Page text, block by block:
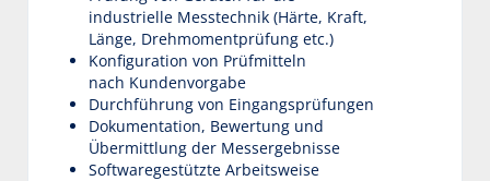
industrielle Messtechnik (Härte, Kraft,
Länge, Drehmomentprüfung etc.)
Konfiguration von Prüfmitteln
nach Kundenvorgabe
Durchführung von Eingangsprüfungen
Dokumentation, Bewertung und
Übermittlung der Messergebnisse
Softwaregestützte Arbeitsweise